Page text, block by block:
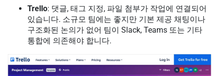
Trello: 댓글, 태그 지정, 파일 첨부가 작업에 연결되어
있습니다. 소규모 팀에는 좋지만 기본 제공 채팅이나
구조화된 논의가 없어 팀이 Slack, Teams 또는 기타
통합에 의존해야 합니다.